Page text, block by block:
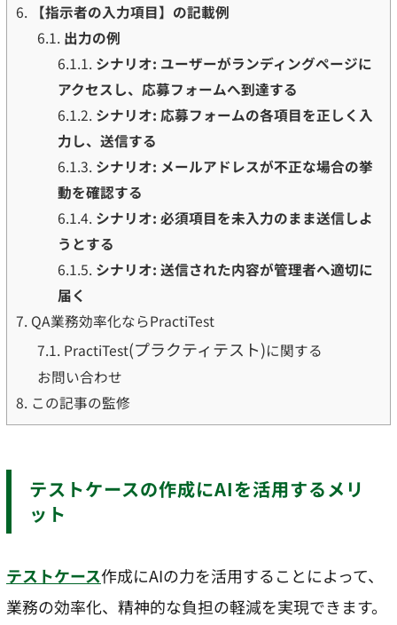
6.
【指示者の入力項目】の記載例
6.1. 出力の例
6.1.1. シナリオ: ユーザーがランディングページに
アクセスし、応募フォームへ到達する
6.1.2. シナリオ: 応募フォームの各項目を正しく入
力し、送信する
6.1.3. シナリオ: メールアドレスが不正な場合の挙
動を確認する
6.1.4. シナリオ: 必須項目を未入力のまま送信しよ
うとする
6.1.5. シナリオ: 送信された内容が管理者へ適切に
届く
7. QA業務効率化ならPractiTest
7.1. PractiTest(プラクティテスト)に関する
お問い合わせ
8. この記事の監修
テストケースの作成にAIを活用するメリ
ット
テストケース作成にAIの力を活用することによって、
業務の効率化、精神的な負担の軽減を実現できます。